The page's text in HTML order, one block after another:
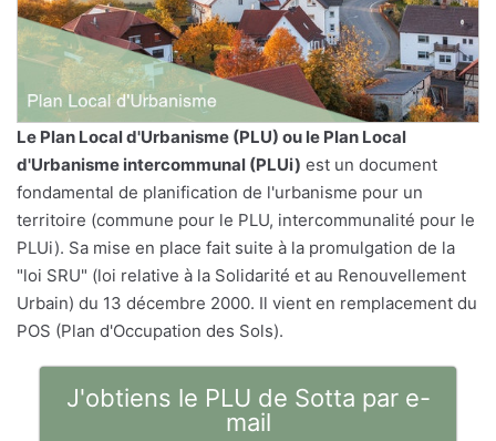
Le Plan Local d'Urbanisme (PLU) ou le Plan Local
d'Urbanisme intercommunal (PLUi) est un document
fondamental de planification de l'urbanisme pour un
territoire (commune pour le PLU, intercommunalité pour le
PLUi). Sa mise en place fait suite à la promulgation de la
"loi SRU" (loi relative à la Solidarité et au Renouvellement
Urbain) du 13 décembre 2000. Il vient en remplacement du
POS (Plan d'Occupation des Sols).
J'obtiens le PLU de Sotta par e-
mail